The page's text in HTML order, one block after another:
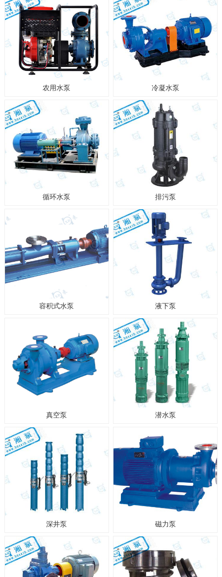
农用水泵 冷凝水泵
循环水泵 排污泵
容积式水泵 液下泵
真空泵 潜水泵
深井泵 磁力泵